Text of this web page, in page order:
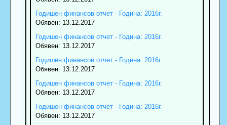
Годишен финансов отчет - Година: 2016г.
Обявен: 13.12.2017
Годишен финансов отчет - Година: 2016г.
Обявен: 13.12.2017
Годишен финансов отчет - Година: 2016г.
Обявен: 13.12.2017
Годишен финансов отчет - Година: 2016г.
Обявен: 13.12.2017
Годишен финансов отчет - Година: 2016г.
Обявен: 13.12.2017